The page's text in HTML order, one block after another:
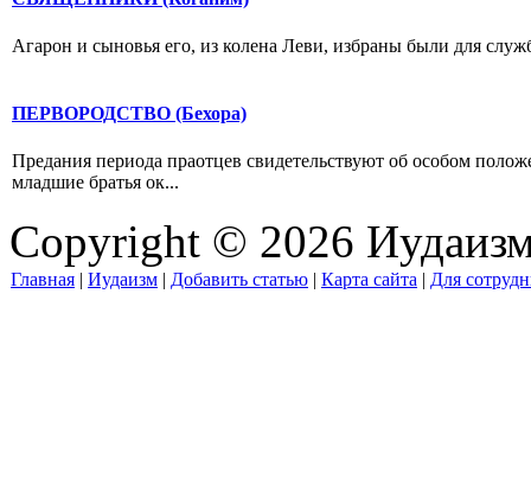
Агарон и сыновья его, из колена Леви, избраны были для
ПЕРВОРОДСТВО (Бехора)
Предания периода праотцев свидетельствуют об особом
младшие братья ок...
Copyright © 2026
Главная | Иудаизм | Добавить статью | Карта сайта | Для